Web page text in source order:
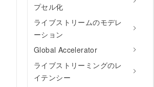
プセル化
ライブストリームのモデレ
ーション
Global Accelerator
ライブストリーミングのレ
イテンシー